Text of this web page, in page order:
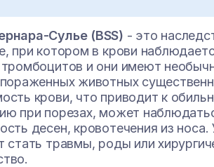
Сулье (BSS) - это
при котором в крови
тромбоцитов и они имеют
животных
крови, что приводит к
при порезах, может
десен, кровотечения из носа.
стать травмы, роды или